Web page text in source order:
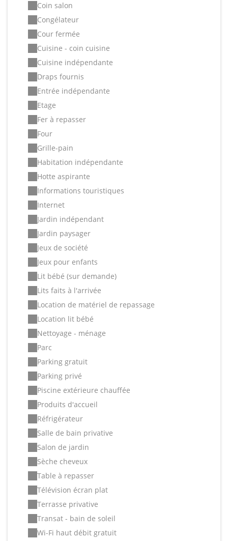
Coin salon
Congélateur
Cour fermée
Cuisine - coin cuisine
Cuisine indépendante
Draps fournis
Entrée indépendante
Etage
Fer à repasser
Four
Grille-pain
Habitation indépendante
Hotte aspirante
Informations touristiques
Internet
Jardin indépendant
Jardin paysager
Jeux de société
Jeux pour enfants
Lit bébé (sur demande)
Lits faits à l'arrivée
Location de matériel de repassage
Location lit bébé
Nettoyage - ménage
Parc
Parking gratuit
Parking privé
Piscine extérieure chauffée
Produits d'accueil
Réfrigérateur
Salle de bain privative
Salon de jardin
Sèche cheveux
Table à repasser
Télévision écran plat
Terrasse privative
Transat - bain de soleil
Wi-Fi haut débit gratuit